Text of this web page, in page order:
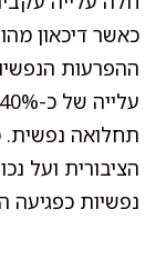
כאשר דיכאון
תחלואה נפשית.
הציבורית ועל
נפשיות כפגיעה